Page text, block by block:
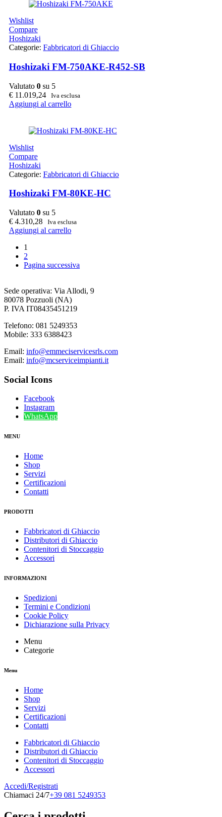
Wishlist
Compare
Hoshizaki
Categorie: Fabbricatori di Ghiaccio
Hoshizaki FM-750AKE-R452-SB
Valutato 0 su 5
€ 11.019,24 Iva esclusa
Aggiungi al carrello
Wishlist
Compare
Hoshizaki
Categorie: Fabbricatori di Ghiaccio
Hoshizaki FM-80KE-HC
Valutato 0 su 5
€ 4.310,28 Iva esclusa
Aggiungi al carrello
1
2
Pagina successiva
Sede operativa: Via Allodi, 9
80078 Pozzuoli (NA)
P. IVA IT08435451219
Telefono: 081 5249353
Mobile: 333 6388423
Email: info@emmeciservicesrls.com
Email: info@mcserviceimpianti.it
Social Icons
Facebook
Instagram
WhatsApp
MENU
Home
Shop
Servizi
Certificazioni
Contatti
PRODOTTI
Fabbricatori di Ghiaccio
Distributori di Ghiaccio
Contenitori di Stoccaggio
Accessori
INFORMAZIONI
Spedizioni
Termini e Condizioni
Cookie Policy
Dichiarazione sulla Privacy
Menu
Categorie
Menu
Home
Shop
Servizi
Certificazioni
Contatti
Fabbricatori di Ghiaccio
Distributori di Ghiaccio
Contenitori di Stoccaggio
Accessori
Accedi/Registrati
Chiamaci 24/7+39 081 5249353